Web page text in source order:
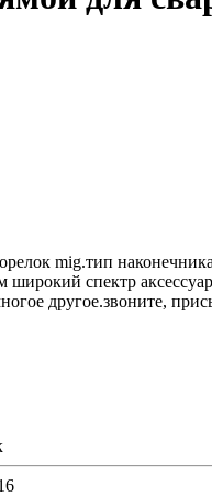
mig.тип
широкий спектр
другое.звоните,